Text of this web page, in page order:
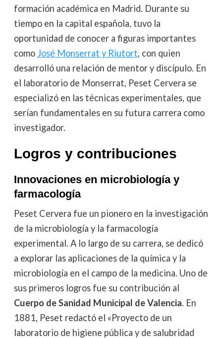
formación académica en Madrid. Durante su
tiempo en la capital española, tuvo la
oportunidad de conocer a figuras importantes
como José Monserrat y Riutort, con quien
desarrolló una relación de mentor y discípulo. En
el laboratorio de Monserrat, Peset Cervera se
especializó en las técnicas experimentales, que
serían fundamentales en su futura carrera como
investigador.
Logros y contribuciones
Innovaciones en microbiología y
farmacología
Peset Cervera fue un pionero en la investigación
de la microbiología y la farmacología
experimental. A lo largo de su carrera, se dedicó
a explorar las aplicaciones de la química y la
microbiología en el campo de la medicina. Uno de
sus primeros logros fue su contribución al
Cuerpo de Sanidad Municipal de Valencia. En
1881, Peset redactó el «Proyecto de un
laboratorio de higiene pública y de salubridad